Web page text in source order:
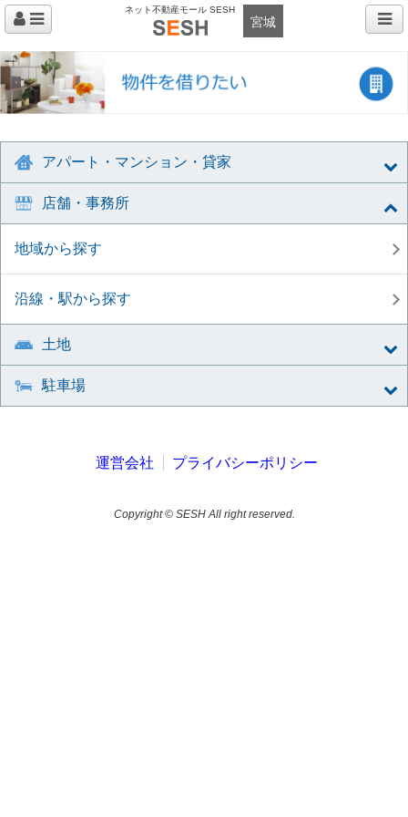
ネット不動産モール SESH
宮城
アパート・マンション・貸家
店舗・事務所
地域から探す
沿線・駅から探す
土地
駐車場
運営会社 プライバシーポリシー
Copyright © SESH All right reserved.